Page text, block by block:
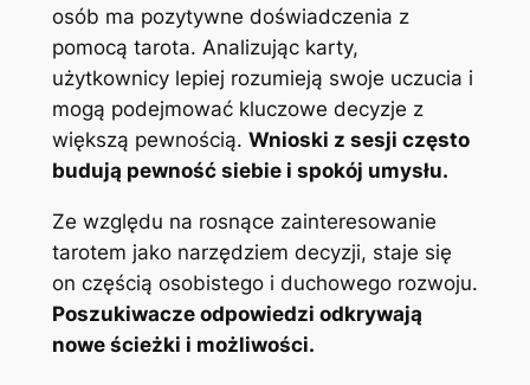
osób ma pozytywne doświadczenia z
pomocą tarota. Analizując karty,
użytkownicy lepiej rozumieją swoje uczucia i
mogą podejmować kluczowe decyzje z
większą pewnością. Wnioski z sesji często
budują pewność siebie i spokój umysłu.
Ze względu na rosnące zainteresowanie
tarotem jako narzędziem decyzji, staje się
on częścią osobistego i duchowego rozwoju.
Poszukiwacze odpowiedzi odkrywają
nowe ścieżki i możliwości.